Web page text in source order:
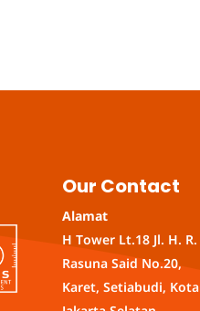
Our Contact
Alamat
H Tower Lt.18 Jl. H. R.
Rasuna Said No.20,
Karet, Setiabudi, Kota